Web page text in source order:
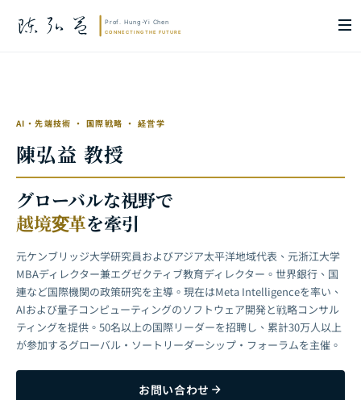
AI・先端技術 · 国際戦略 · 経営学
陳弘益 教授
グローバルな視野で
越境変革を牽引
元ケンブリッジ大学研究員およびアジア太平洋地域代表、元浙江大学
MBAディレクター兼エグゼクティブ教育ディレクター。世界銀行、国
連など国際機関の政策研究を主導。現在はMeta Intelligenceを率い、
AIおよび量子コンピューティングのソフトウェア開発と戦略コンサル
ティングを提供。50名以上の国際リーダーを招聘し、累計30万人以上
が参加するグローバル・ソートリーダーシップ・フォーラムを主催。
お問い合わせ
ローバル・エグゼクティブ教育：ケンブリッジ × 浙江大学 フィンテック規
イノベーションプログラム